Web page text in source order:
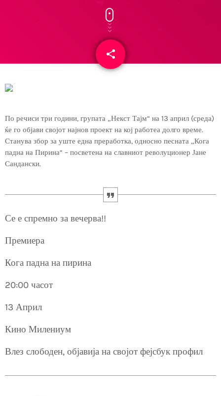
share
email
По речиси три години, групата „Некст Тајм“ на 13 април (среда)
ќе го објави својот најнов проект на кој работеа долго време.
Станува збор за уште една преработка, односно песната „Кога
падна на Пирина“ – посветена на славниот револуционер Јане
Сандански.
Се е спремно за вечерва!!
Премиера
Кога падна на пирина
20:00 часот
13 Април
Кино Милениум
Влез слободен, објавија на својот фејсбук профил